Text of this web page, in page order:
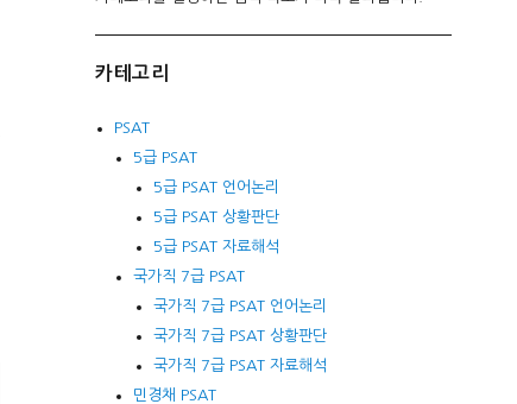
카테고리
PSAT
5급 PSAT
5급 PSAT 언어논리
5급 PSAT 상황판단
5급 PSAT 자료해석
국가직 7급 PSAT
국가직 7급 PSAT 언어논리
국가직 7급 PSAT 상황판단
국가직 7급 PSAT 자료해석
민경채 PSAT